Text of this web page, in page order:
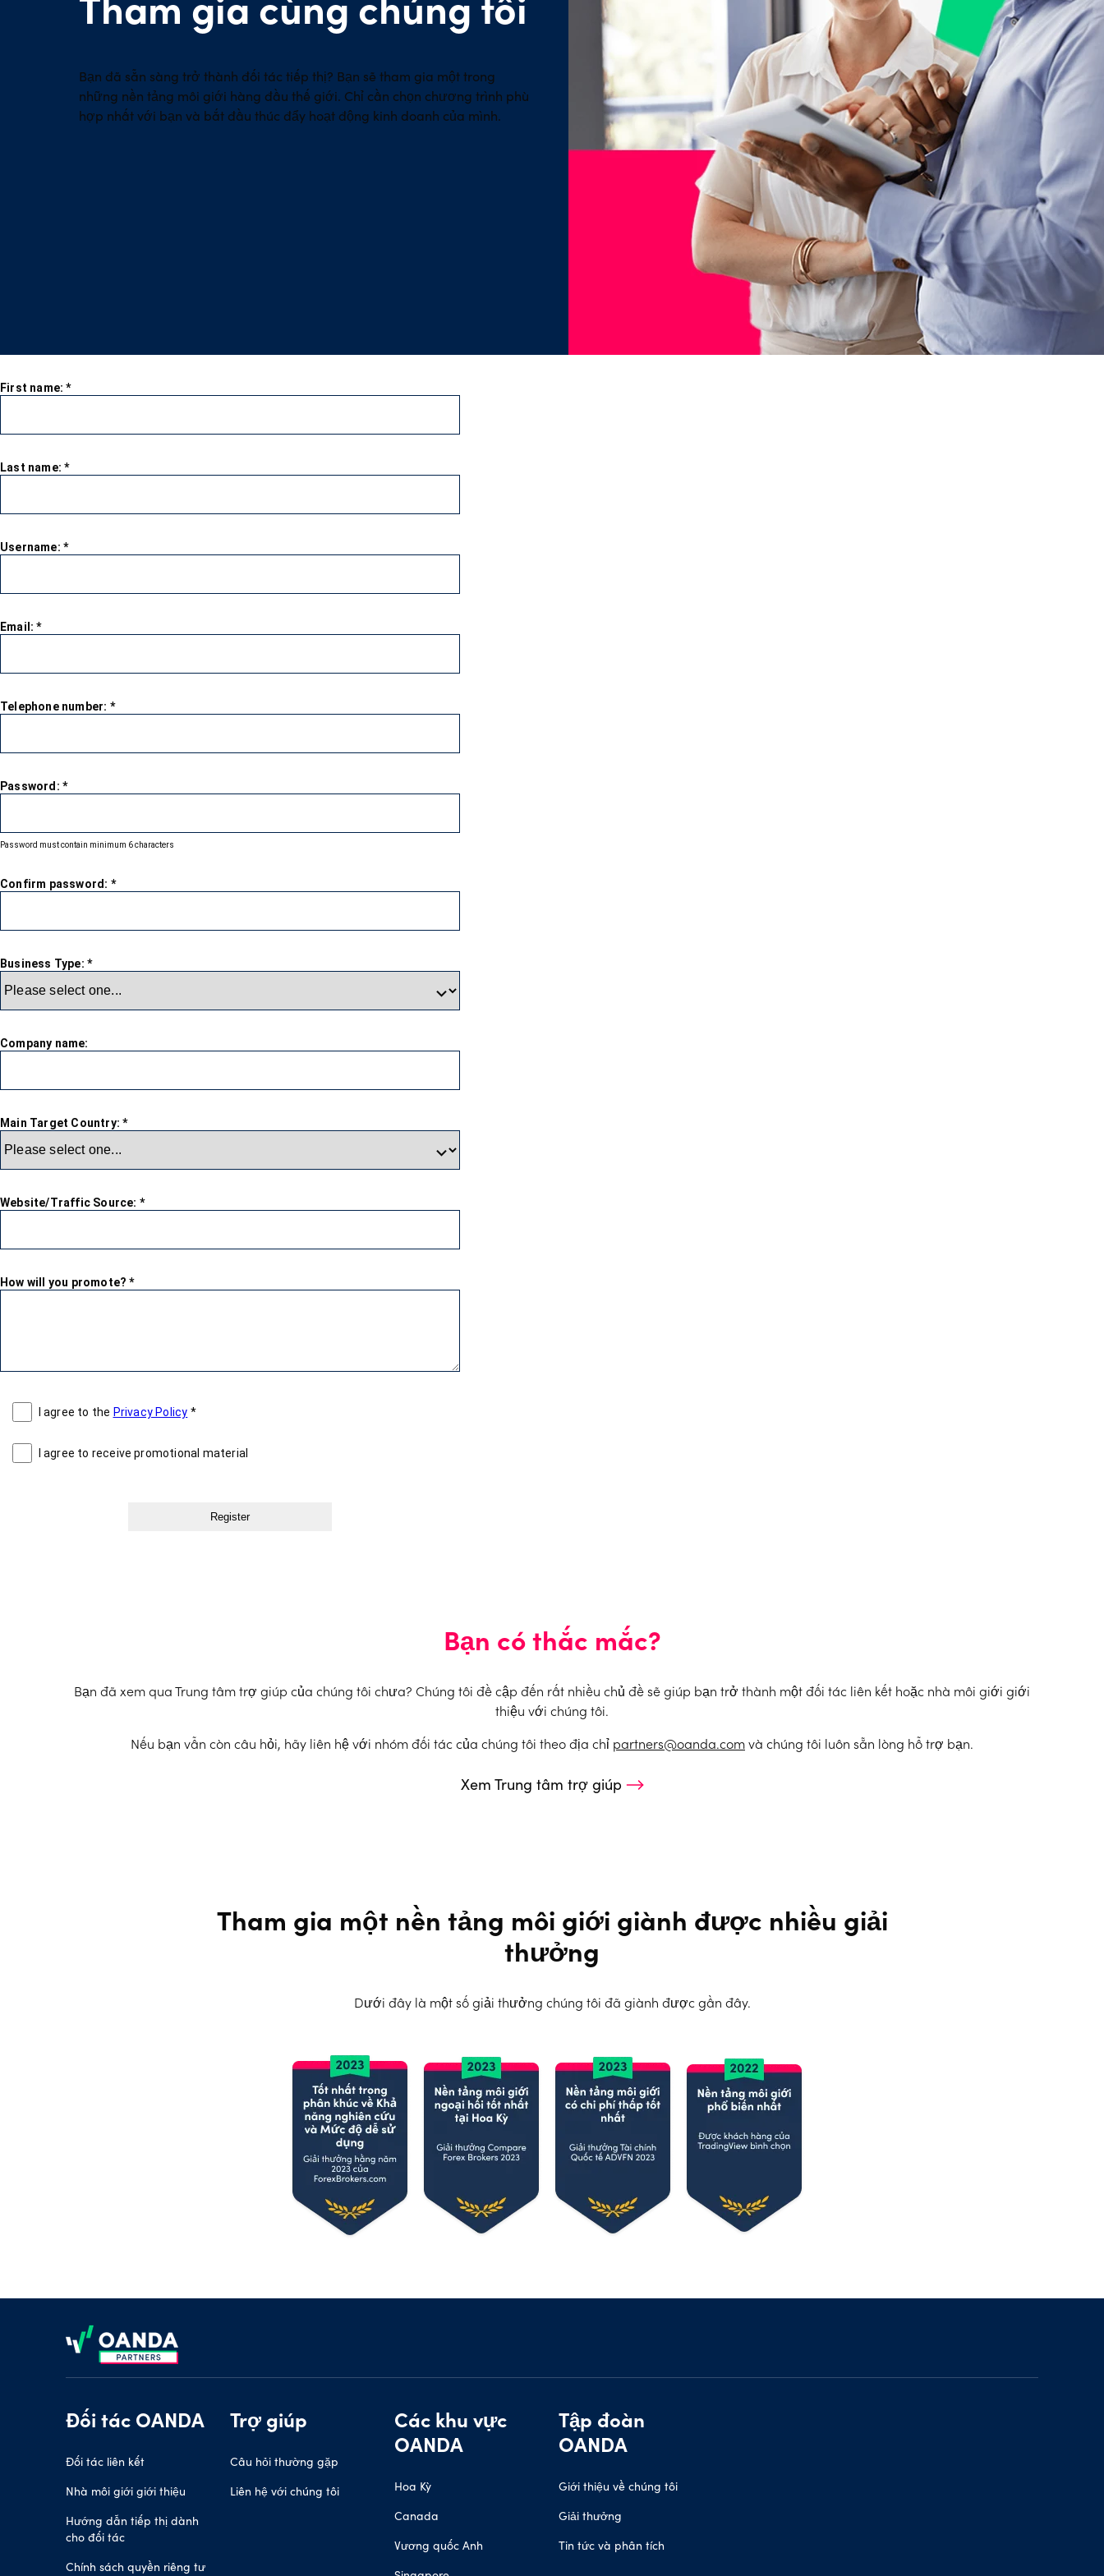
Tham gia cùng chúng tôi
Bạn đã sẵn sàng trở thành đối tác tiếp thị? Bạn sẽ tham gia một trong
những nền tảng môi giới hàng đầu thế giới. Chỉ cần chọn chương trình phù
hợp nhất với bạn và bắt đầu thúc đẩy hoạt động kinh doanh của mình.
First name: *
Last name: *
Username: *
Email: *
Telephone number: *
Password: *
Password must contain minimum 6 characters
Confirm password: *
Business Type: *
Company name:
Main Target Country: *
Website/Traffic Source: *
How will you promote? *
I agree to the Privacy Policy *
I agree to receive promotional material
Bạn có thắc mắc?
Bạn đã xem qua Trung tâm trợ giúp của chúng tôi chưa? Chúng tôi đề cập đến rất nhiều chủ đề sẽ giúp bạn trở thành một đối tác liên kết hoặc nhà môi giới giới
thiệu với chúng tôi.
Nếu bạn vẫn còn câu hỏi, hãy liên hệ với nhóm đối tác của chúng tôi theo địa chỉ partners@oanda.com và chúng tôi luôn sẵn lòng hỗ trợ bạn.
Xem Trung tâm trợ giúp
Tham gia một nền tảng môi giới giành được nhiều giải
thưởng
Dưới đây là một số giải thưởng chúng tôi đã giành được gần đây.
Đối tác OANDA
Đối tác liên kết
Nhà môi giới giới thiệu
Hướng dẫn tiếp thị dành
cho đối tác
Chính sách quyền riêng tư
Trợ giúp
Câu hỏi thường gặp
Liên hệ với chúng tôi
Các khu vực
OANDA
Hoa Kỳ
Canada
Vương quốc Anh
Tập đoàn
OANDA
Giới thiệu về chúng tôi
Giải thưởng
Tin tức và phân tích